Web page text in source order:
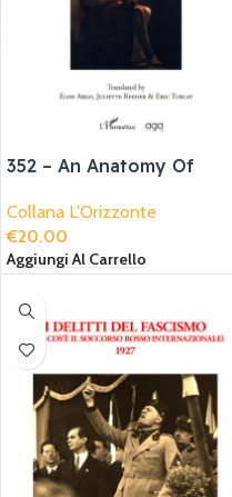
352 – An Anatomy Of
Collana L'Orizzonte
€20.00
Aggiungi Al Carrello